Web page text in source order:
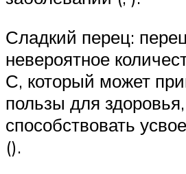
Сладкий перец:
невероятное
С, который может
пользы для
способствовать
().